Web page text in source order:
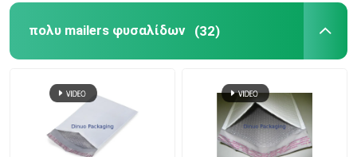
πολυ mailers φυσαλίδων (32)